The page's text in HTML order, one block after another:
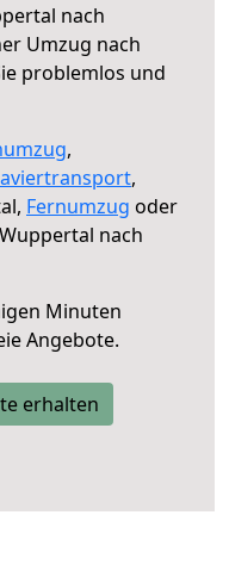
nach
Umzug nach
problemlos und
,
,
Fernumzug oder
nach
Minuten
Angebote.
erhalten